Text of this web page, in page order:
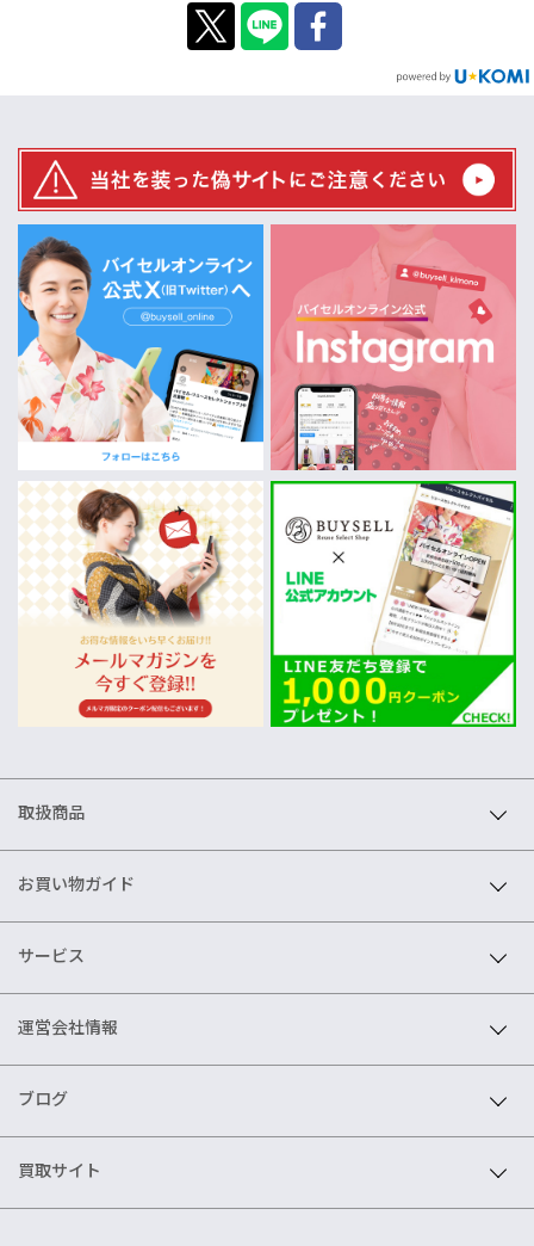
取扱商品
お買い物ガイド
サービス
運営会社情報
ブログ
買取サイト